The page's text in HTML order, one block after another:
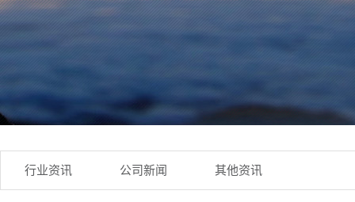
行业资讯 公司新闻 其他资讯